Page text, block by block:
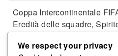
Coppa Intercontinentale
Eredità delle squadre,
Coppa Intercontinentale
We respect your privacy